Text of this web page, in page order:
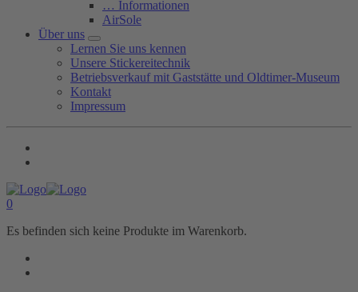
… Informationen
AirSole
Über uns
Lernen Sie uns kennen
Unsere Stickereitechnik
Betriebsverkauf mit Gaststätte und Oldtimer-Museum
Kontakt
Impressum
0
Es befinden sich keine Produkte im Warenkorb.